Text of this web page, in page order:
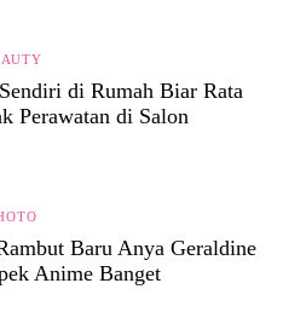
di Rumah Biar Rata
Perawatan di Salon
Baru Anya Geraldine
Anime Banget